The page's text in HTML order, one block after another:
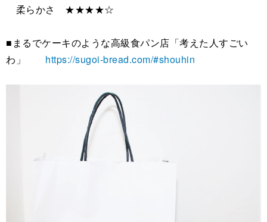
柔らかさ ★★★★☆
■まるでケーキのような高級食パン店「考えた人すごい
わ」 https://sugoi-bread.com/#shouhin